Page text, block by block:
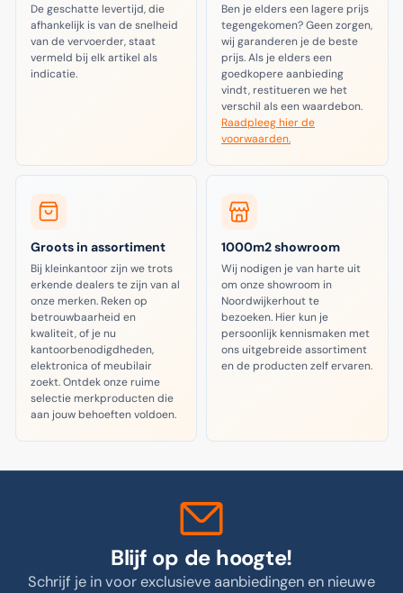
De geschatte levertijd, die
afhankelijk is van de snelheid
van de vervoerder, staat
vermeld bij elk artikel als
indicatie.
Ben je elders een lagere prijs
tegengekomen? Geen zorgen,
wij garanderen je de beste
prijs. Als je elders een
goedkopere aanbieding
vindt, restitueren we het
verschil als een waardebon.
Raadpleeg hier de
voorwaarden.
Groots in assortiment
Bij kleinkantoor zijn we trots
erkende dealers te zijn van al
onze merken. Reken op
betrouwbaarheid en
kwaliteit, of je nu
kantoorbenodigdheden,
elektronica of meubilair
zoekt. Ontdek onze ruime
selectie merkproducten die
aan jouw behoeften voldoen.
1000m2 showroom
Wij nodigen je van harte uit
om onze showroom in
Noordwijkerhout te
bezoeken. Hier kun je
persoonlijk kennismaken met
ons uitgebreide assortiment
en de producten zelf ervaren.
Blijf op de hoogte!
Schrijf je in voor exclusieve aanbiedingen en nieuwe